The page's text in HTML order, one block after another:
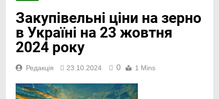
Закупівельні ціни на зерно
в Україні на 23 жовтня
2024 року
Редакція 23.10.2024 0 1 Mins